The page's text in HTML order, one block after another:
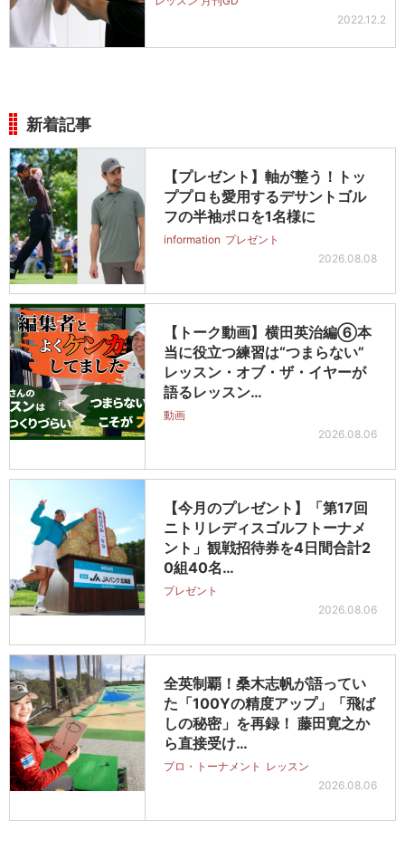
2022.12.2
新着記事
【プレゼント】軸が整う！トッ
ププロも愛用するデサントゴル
フの半袖ポロを1名様に
information プレゼント
2026.08.08
【トーク動画】横田英治編⑥本
当に役立つ練習は“つまらない”
レッスン・オブ・ザ・イヤーが
語るレッスン…
動画
2026.08.06
【今月のプレゼント】「第17回
ニトリレディスゴルフトーナメ
ント」観戦招待券を4日間合計2
0組40名…
プレゼント
2026.08.06
全英制覇！桑木志帆が語ってい
た「100Yの精度アップ」「飛ば
しの秘密」を再録！ 藤田寛之か
ら直接受け…
プロ・トーナメント レッスン
2026.08.06